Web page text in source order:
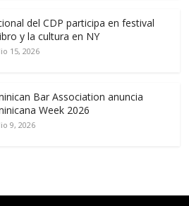
del CDP participa en festival
y la cultura en NY
15, 2026
Bar Association anuncia
Week 2026
9, 2026